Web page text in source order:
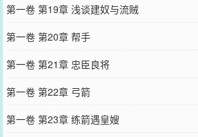
第一卷 第19章 浅谈建奴与流贼
第一卷 第20章 帮手
第一卷 第21章 忠臣良将
第一卷 第22章 弓箭
第一卷 第23章 练箭遇皇嫂